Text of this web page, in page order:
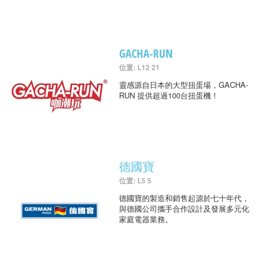
GACHA-RUN
位置: L12 21
靈感源自日本的大型扭蛋場，GACHA-
RUN 提供超過100台扭蛋機！
德國寶
位置: L5 5
德國寶的製造和銷售起源於七十年代，
與德國公司攜手合作設計及發展多元化
家庭電器業務。